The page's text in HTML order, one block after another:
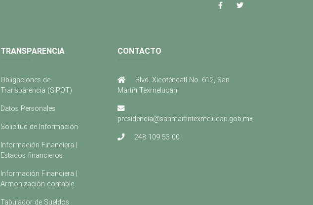
TRANSPARENCIA
Obligaciones de
Transparencia (SIPOT)
Datos Personales
Solicitud de Información
Información Financiera |
Estados financieros
Información Financiera |
Armonización contable
Tabulador de Sueldos
CONTACTO
Blvd. Xicoténcatl No. 612, San
Martín Texmelucan
presidencia@sanmartintexmelucan.gob.mx
248 109 53 00